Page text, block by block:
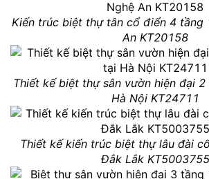
Kiến trúc biệt thự tân cổ điển 4 tầng
An KT20158
Thiết kế biệt thự sân vườn hiện đại
Hà Nội KT24711
Thiết kế kiến trúc biệt thự lâu đài
Đắk Lắk KT5003755